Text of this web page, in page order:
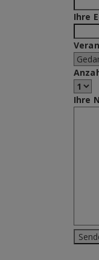
Ihre
Ihre